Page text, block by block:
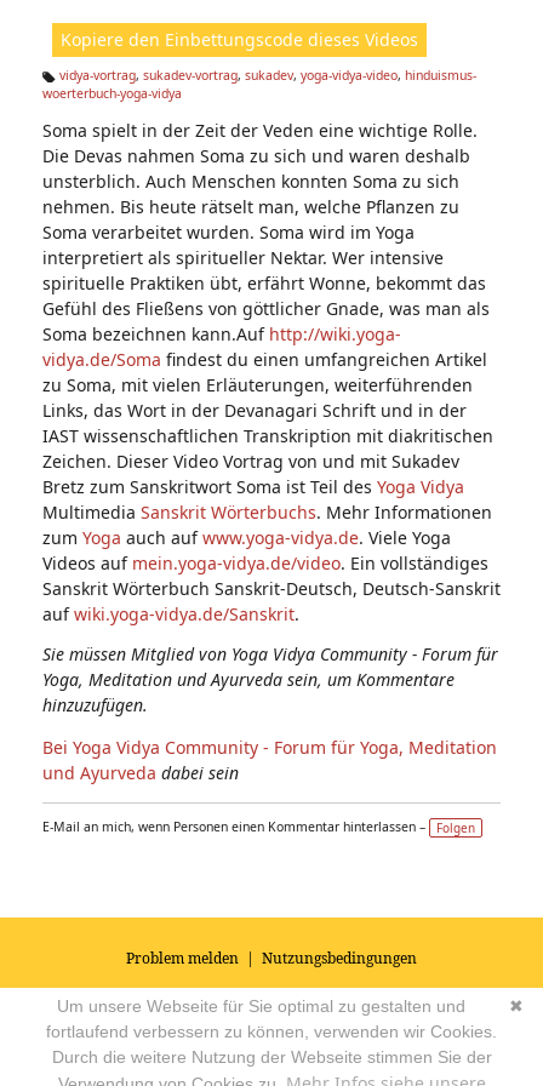
n:
Kopiere den Einbettungscode dieses Videos
Ta
s:
vidya-vortrag, sukadev-vortrag, sukadev, yoga-vidya-video, hinduismus-
woerterbuch-yoga-vidya
Soma spielt in der Zeit der Veden eine wichtige Rolle.
Die Devas nahmen Soma zu sich und waren deshalb
unsterblich. Auch Menschen konnten Soma zu sich
nehmen. Bis heute rätselt man, welche Pflanzen zu
Soma verarbeitet wurden. Soma wird im Yoga
interpretiert als spiritueller Nektar. Wer intensive
spirituelle Praktiken übt, erfährt Wonne, bekommt das
Gefühl des Fließens von göttlicher Gnade, was man als
Soma bezeichnen kann.Auf http://wiki.yoga-
vidya.de/Soma findest du einen umfangreichen Artikel
zu Soma, mit vielen Erläuterungen, weiterführenden
Links, das Wort in der Devanagari Schrift und in der
IAST wissenschaftlichen Transkription mit diakritischen
Zeichen. Dieser Video Vortrag von und mit Sukadev
Bretz zum Sanskritwort Soma ist Teil des Yoga Vidya
Multimedia Sanskrit Wörterbuchs. Mehr Informationen
zum Yoga auch aufwww.yoga-vidya.de. Viele Yoga
Videos auf mein.yoga-vidya.de/video. Ein vollständiges
Sanskrit Wörterbuch Sanskrit-Deutsch, Deutsch-Sanskrit
aufwiki.yoga-vidya.de/Sanskrit.
Sie müssen Mitglied von Yoga Vidya Community - Forum für
Yoga, Meditation und Ayurveda sein, um Kommentare
hinzuzufügen.
Bei Yoga Vidya Community - Forum für Yoga, Meditation
und Ayurveda dabei sein
E-Mail an mich, wenn Personen einen Kommentar hinterlassen – Folgen
Problem melden | Nutzungsbedingungen
© 2026Impressum|Datenschutz|AGB's| Yoga Vidya Community -
Forum für Yoga, Meditation und Ayurveda Powered by
✖
Um unsere Webseite für Sie optimal zu gestalten und
fortlaufend verbessern zu können, verwenden wir Cookies.
Durch die weitere Nutzung der Webseite stimmen Sie der